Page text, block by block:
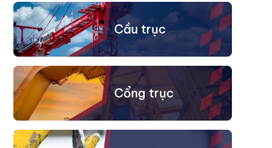
Cầu trục
Cổng trục